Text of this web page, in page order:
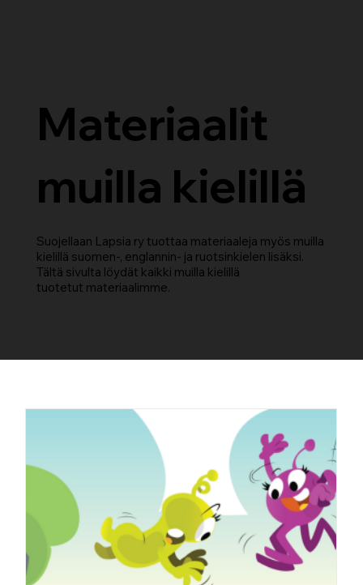
Materiaalit
muilla kielillä
Suojellaan Lapsia ry tuottaa materiaaleja myös muilla
kielillä suomen-, englannin- ja ruotsinkielen lisäksi.
Tältä sivulta löydät kaikki muilla kielillä
tuotetut materiaalimme.